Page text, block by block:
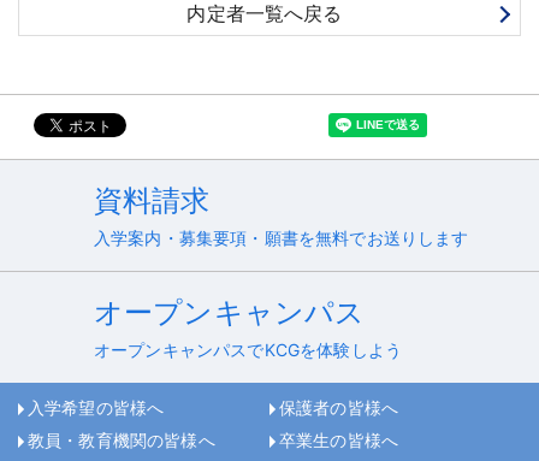
内定者一覧へ戻る
資料請求
入学案内・募集要項・願書を無料でお送りします
オープンキャンパス
オープンキャンパスでKCGを体験しよう
入学希望の皆様へ
保護者の皆様へ
教員・教育機関の皆様へ
卒業生の皆様へ